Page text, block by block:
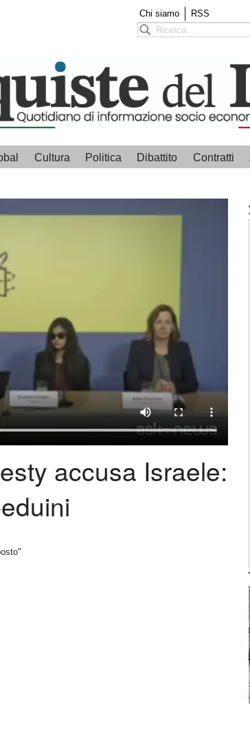
Chi siamo RSS
Cultura Politica Dibattito Contratti
accusa Israele: